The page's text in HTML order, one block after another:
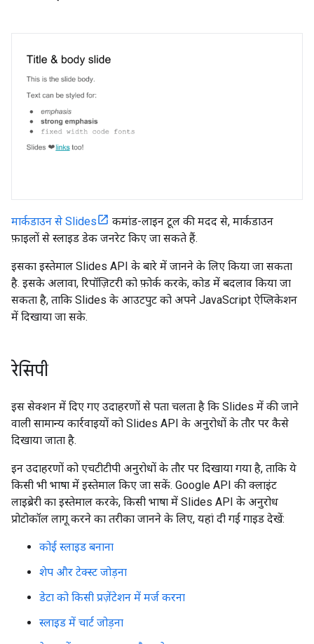
मार्कडाउन से Slides
कमांड-लाइन टूल की मदद से, मार्कडाउन
फ़ाइलों से स्लाइड डेक जनरेट किए जा सकते हैं.
इसका इस्तेमाल Slides API के बारे में जानने के लिए किया जा सकता
है. इसके अलावा, रिपॉज़िटरी को फ़ोर्क करके, कोड में बदलाव किया जा
सकता है, ताकि Slides के आउटपुट को अपने JavaScript ऐप्लिकेशन
में दिखाया जा सके.
रेसिपी
इस सेक्शन में दिए गए उदाहरणों से पता चलता है कि Slides में की जाने
वाली सामान्य कार्रवाइयों को Slides API के अनुरोधों के तौर पर कैसे
दिखाया जाता है.
इन उदाहरणों को एचटीटीपी अनुरोधों के तौर पर दिखाया गया है, ताकि ये
किसी भी भाषा में इस्तेमाल किए जा सकें. Google API की क्लाइंट
लाइब्रेरी का इस्तेमाल करके, किसी भाषा में Slides API के अनुरोध
प्रोटोकॉल लागू करने का तरीका जानने के लिए, यहां दी गई गाइड देखें:
कोई स्लाइड बनाना
शेप और टेक्स्ट जोड़ना
डेटा को किसी प्रज़ेंटेशन में मर्ज करना
स्लाइड में चार्ट जोड़ना